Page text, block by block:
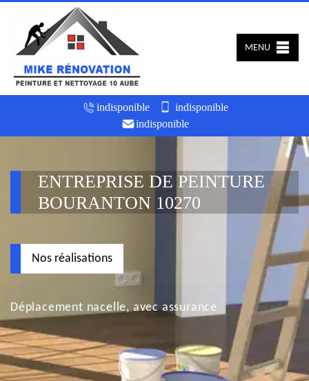
indisponible
indisponible
indisponible
MENU
ENTREPRISE DE PEINTURE
BOURANTON 10270
Nos réalisations
Déplacement nacelle, avec assurance